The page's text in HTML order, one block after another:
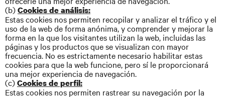
(b)Cookies de análisis:
Estas cookies nos permiten recopilar y analizar el tráfico y el
uso de la web de forma anónima, y comprender y mejorar la
forma en la que los visitantes utilizan la web, incluidas las
páginas y los productos que se visualizan con mayor
frecuencia. No es estrictamente necesario habilitar estas
cookies para que la web funcione, pero sí le proporcionará
una mejor experiencia de navegación.
(c)Cookies de perfil:
Estas cookies nos permiten rastrear su navegación por la